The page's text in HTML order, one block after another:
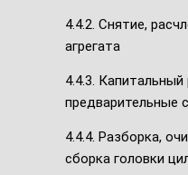
4.4.2. Снятие,
агрегата
4.4.3.
предварительные
4.4.4. Разборка,
сборка головки